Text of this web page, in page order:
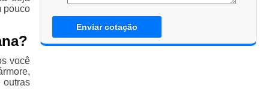
pouco
você
outras
Enviar cotação